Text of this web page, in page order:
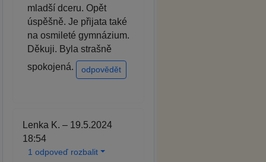
mladší dceru. Opět
úspěšně. Je přijata také
na osmileté gymnázium.
Děkuji. Byla strašně
spokojená.
odpovědět
Lenka K. – 19.5.2024
18:54
1 odpoveď rozbalit